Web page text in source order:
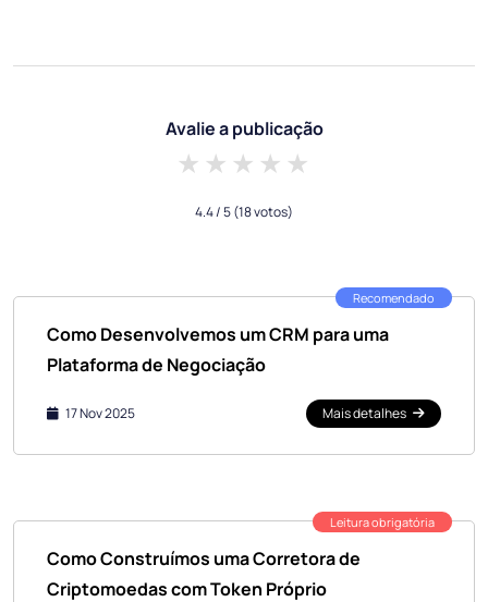
Avalie a publicação
4 stars
3 stars
2 stars
1 star
4.4/ 5(18 votos)
Recomendado
Como Desenvolvemos um CRM para uma
Plataforma de Negociação
17 Nov 2025 Mais detalhes
Leitura obrigatória
Como Construímos uma Corretora de
Criptomoedas com Token Próprio